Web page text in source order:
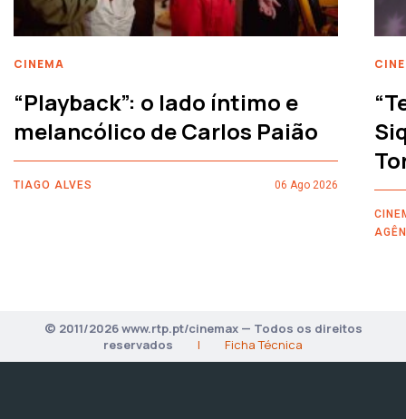
CINEMA
“Playback”: o lado íntimo e
melancólico de Carlos Paião
TIAGO ALVES 06 Ago 2026
© 2011/2026 www.rtp.pt/cinemax — Todos os direitos
reservados
| Ficha Técnica